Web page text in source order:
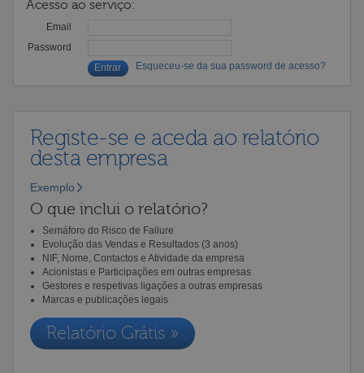
Acesso ao serviço:
Email
Password
Esqueceu-se da sua password de acesso?
Registe-se e aceda ao relatório
desta empresa
Exemplo
O que inclui o relatório?
Semáforo do Risco de Failure
Evolução das Vendas e Resultados (3 anos)
NIF, Nome, Contactos e Atividade da empresa
Acionistas e Participações em outras empresas
Gestores e respetivas ligações a outras empresas
Marcas e publicações legais
Relatório Grátis »